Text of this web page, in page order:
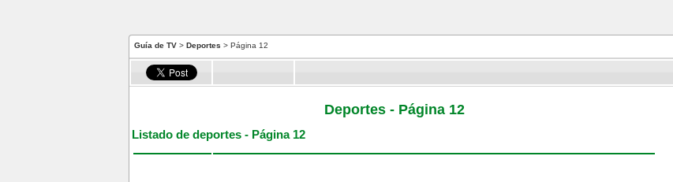
Guía de TV > Deportes > Página 12
Deportes - Página 12
Listado de deportes - Página 12